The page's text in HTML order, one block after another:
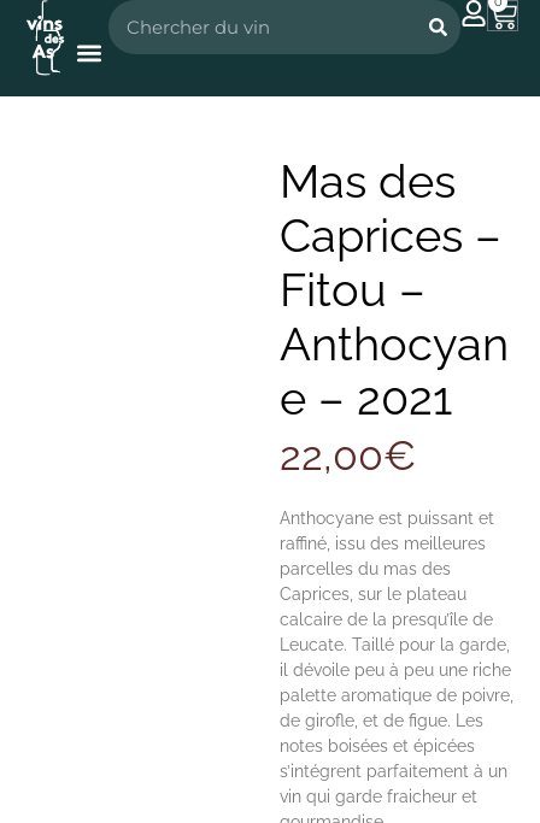
Mas des
Caprices –
Fitou –
Anthocyan
e – 2021
22,00€
Anthocyane est puissant et
raffiné, issu des meilleures
parcelles du mas des
Caprices, sur le plateau
calcaire de la presqu’île de
Leucate. Taillé pour la garde,
il dévoile peu à peu une riche
palette aromatique de poivre,
de girofle, et de figue. Les
notes boisées et épicées
s’intégrent parfaitement à un
vin qui garde fraicheur et